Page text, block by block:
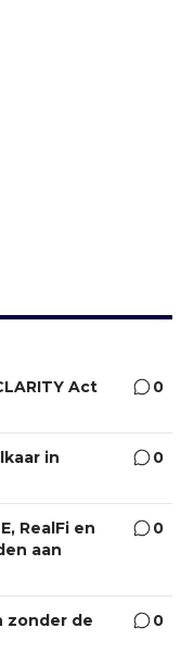
Act
0
in
0
RealFi en
aan
0
zonder de
0